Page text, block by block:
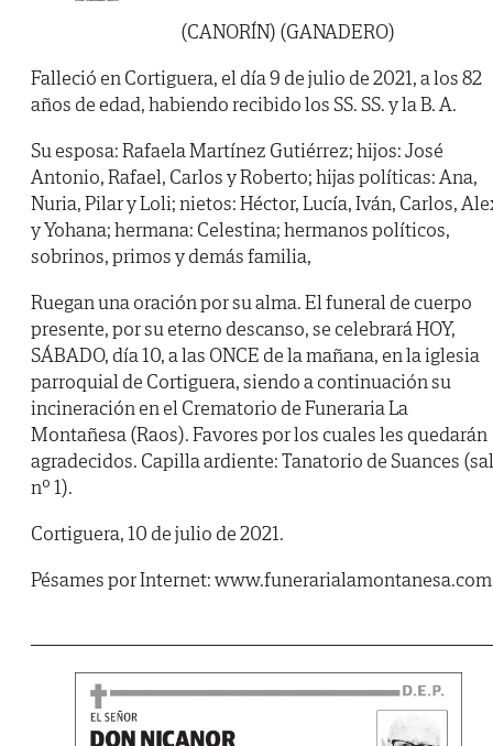
(CANORÍN) (GANADERO)
Falleció en Cortiguera, el día 9 de julio de 2021, a los 82
años de edad, habiendo recibido los SS. SS. y la B. A.
Su esposa: Rafaela Martínez Gutiérrez; hijos: José
Antonio, Rafael, Carlos y Roberto; hijas políticas: Ana,
Nuria, Pilar y Loli; nietos: Héctor, Lucía, Iván, Carlos,
y Yohana; hermana: Celestina; hermanos políticos,
sobrinos, primos y demás familia,
Ruegan una oración por su alma. El funeral de cuerpo
presente, por su eterno descanso, se celebrará HOY,
SÁBADO, día 10, a las ONCE de la mañana, en la iglesia
parroquial de Cortiguera, siendo a continuación su
incineración en el Crematorio de Funeraria La
Montañesa (Raos). Favores por los cuales les quedarán
agradecidos. Capilla ardiente: Tanatorio de Suances
nº 1).
Cortiguera, 10 de julio de 2021.
Pésames por Internet: www.funerarialamontanesa.com